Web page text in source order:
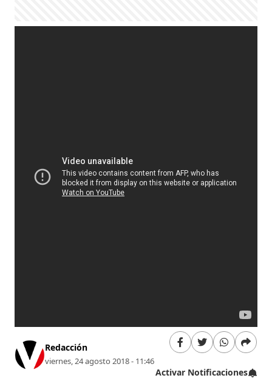
Redacción
viernes, 24 agosto 2018 - 11:46
Activar Notificaciones